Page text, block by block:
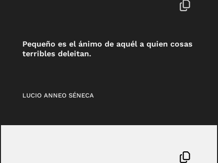
Pequeño es el ánimo de aquél a quien cosas
terribles deleitan.
LUCIO ANNEO SÉNECA